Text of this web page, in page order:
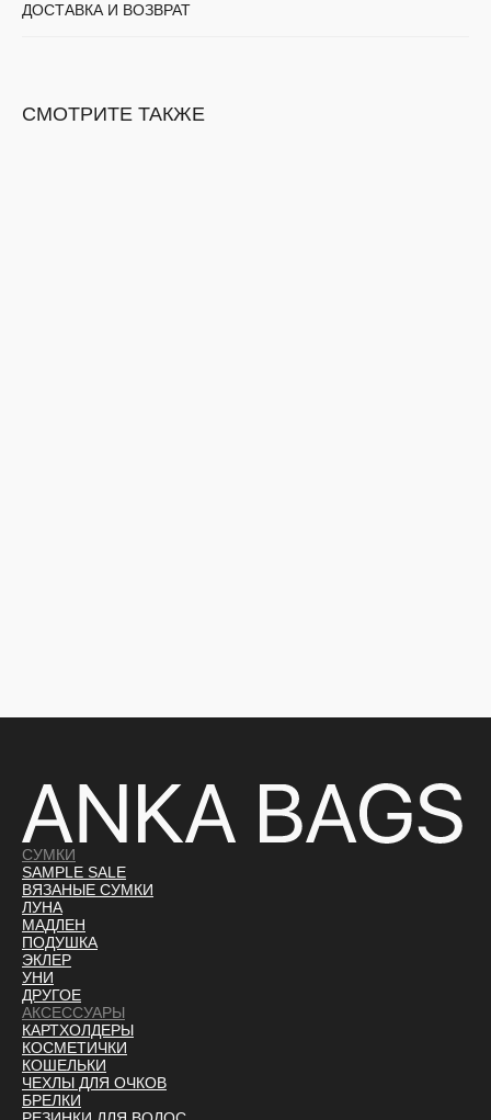
ДОСТАВКА И ВОЗВРАТ
СМОТРИТЕ ТАКЖЕ
СУМКИ
SAMPLE SALE
ВЯЗАНЫЕ СУМКИ
ЛУНА
МАДЛЕН
ПОДУШКА
ЭКЛЕР
УНИ
ДРУГОЕ
АКСЕССУАРЫ
КАРТХОЛДЕРЫ
КОСМЕТИЧКИ
КОШЕЛЬКИ
ЧЕХЛЫ ДЛЯ ОЧКОВ
БРЕЛКИ